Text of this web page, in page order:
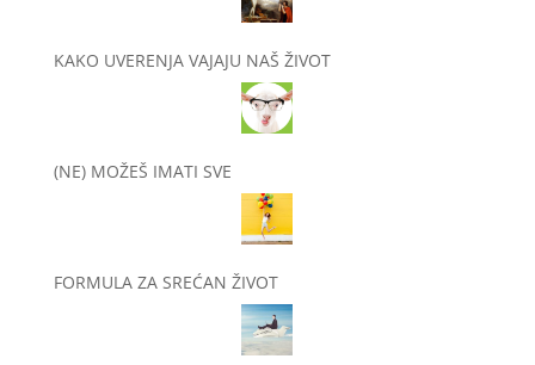
KAKO UVERENJA VAJAJU NAŠ ŽIVOT
(NE) MOŽEŠ IMATI SVE
FORMULA ZA SREĆAN ŽIVOT